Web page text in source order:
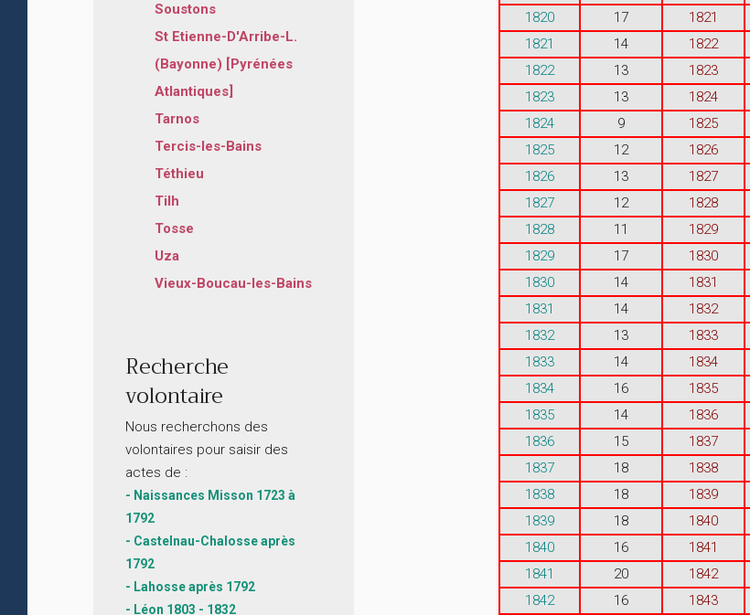
Soustons
St Etienne-D'Arribe-L.
(Bayonne) [Pyrénées
Atlantiques]
Tarnos
Tercis-les-Bains
Téthieu
Tilh
Tosse
Uza
Vieux-Boucau-les-Bains
Recherche
volontaire
Nous recherchons des
volontaires pour saisir des
actes de :
- Naissances Misson 1723 à
1792
- Castelnau-Chalosse après
1792
- Lahosse après 1792
- Léon 1803 - 1832
1820
17 1821
1821
14 1822
1822
13 1823
1823
13 1824
1824
9 1825
1825
12 1826
1826
13 1827
1827
12 1828
1828
11 1829
1829
17 1830
1830
14 1831
1831
14 1832
1832
13 1833
1833
14 1834
1834
16 1835
1835
14 1836
1836
15 1837
1837
18 1838
1838
18 1839
1839
18 1840
1840
16 1841
1841
20 1842
1842
16 1843